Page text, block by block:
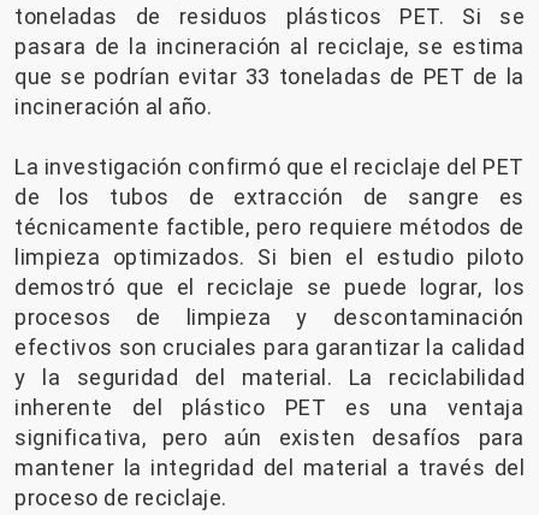
toneladas de residuos plásticos PET. Si se
pasara de la incineración al reciclaje, se estima
que se podrían evitar 33 toneladas de PET de la
incineración al año.
La investigación confirmó que el reciclaje del PET
de los tubos de extracción de sangre es
técnicamente factible, pero requiere métodos de
limpieza optimizados. Si bien el estudio piloto
demostró que el reciclaje se puede lograr, los
procesos de limpieza y descontaminación
efectivos son cruciales para garantizar la calidad
y la seguridad del material. La reciclabilidad
inherente del plástico PET es una ventaja
significativa, pero aún existen desafíos para
mantener la integridad del material a través del
proceso de reciclaje.